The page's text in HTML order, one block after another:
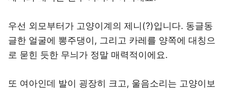
우선 외모부터가 고양이계의 제니(?)입니다. 동글동
글한 얼굴에 뽕주댕이, 그리고 카레를 양쪽에 대칭으
로 묻힌 듯한 무늬가 정말 매력적이에요.
또 여아인데 발이 굉장히 크고, 울음소리는 고양이보